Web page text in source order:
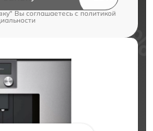
Вы соглашаетесь c политикой